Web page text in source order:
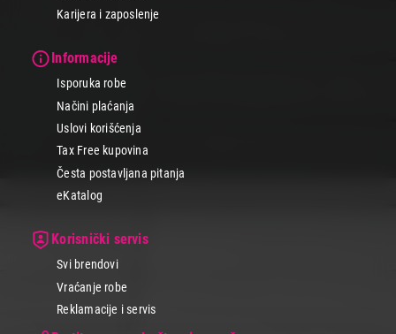
Karijera i zaposlenje
Informacije
Isporuka robe
Načini plaćanja
Uslovi korišćenja
Tax Free kupovina
Česta postavljana pitanja
eKatalog
Korisnički servis
Svi brendovi
Vraćanje robe
Reklamacije i servis